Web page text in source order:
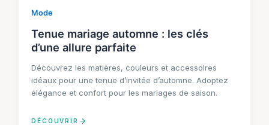
Mode
Tenue mariage automne : les clés
d’une allure parfaite
Découvrez les matières, couleurs et accessoires
idéaux pour une tenue d’invitée d’automne. Adoptez
élégance et confort pour les mariages de saison.
DÉCOUVRIR